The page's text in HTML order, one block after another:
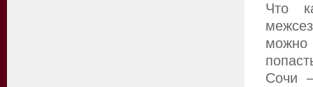
Что
можно
Сочи